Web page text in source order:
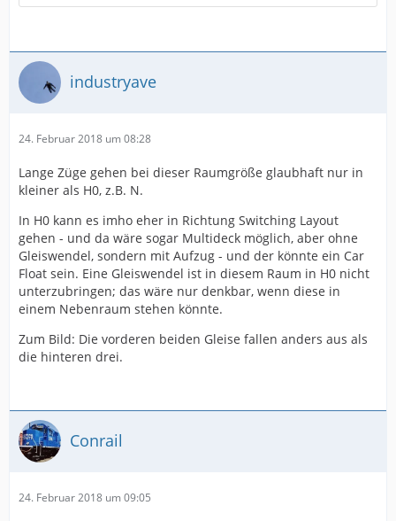
industryave
24. Februar 2018 um 08:28
Lange Züge gehen bei dieser Raumgröße glaubhaft nur in
kleiner als H0, z.B. N.
In H0 kann es imho eher in Richtung Switching Layout
gehen - und da wäre sogar Multideck möglich, aber ohne
Gleiswendel, sondern mit Aufzug - und der könnte ein Car
Float sein. Eine Gleiswendel ist in diesem Raum in H0 nicht
unterzubringen; das wäre nur denkbar, wenn diese in
einem Nebenraum stehen könnte.
Zum Bild: Die vorderen beiden Gleise fallen anders aus als
die hinteren drei.
Conrail
24. Februar 2018 um 09:05